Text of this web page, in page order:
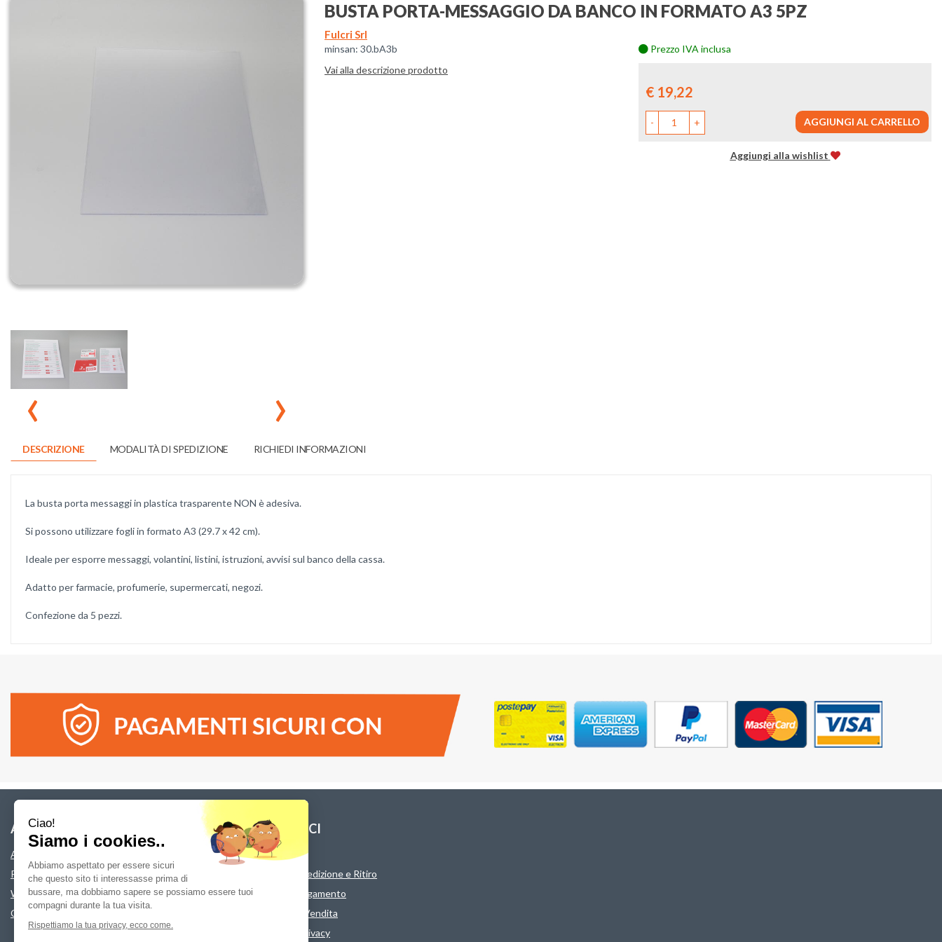
‹ ›
BUSTA PORTA-MESSAGGIO DA BANCO IN FORMATO A3 5PZ
Fulcri Srl
minsan: 30.bA3b
Vai alla descrizione prodotto
Prezzo IVA inclusa
€ 19,22
- + AGGIUNGI AL CARRELLO
Aggiungi alla wishlist
DESCRIZIONE MODALITÀ DI SPEDIZIONE RICHIEDI INFORMAZIONI
La busta porta messaggi in plastica trasparente NON è adesiva.
Si possono utilizzare fogli in formato A3 (29.7 x 42 cm).
Ideale per esporre messaggi, volantini, listini, istruzioni, avvisi sul banco della cassa.
Adatto per farmacie, profumerie, supermercati, negozi.
Confezione da 5 pezzi.
AREA UTENTE
Area utente
Registrati
Wishlist
Contatti
LINK VELOCI
Chi siamo
Modalità di Spedizione e Ritiro
Modalità di Pagamento
Condizioni di Vendita
Informativa Privacy
Ciao!
Siamo i cookies..
Abbiamo aspettato per essere sicuri
che questo sito ti interessasse prima di
bussare, ma dobbiamo sapere se possiamo essere tuoi
compagni durante la tua visita.
Rispettiamo la tua privacy, ecco come.